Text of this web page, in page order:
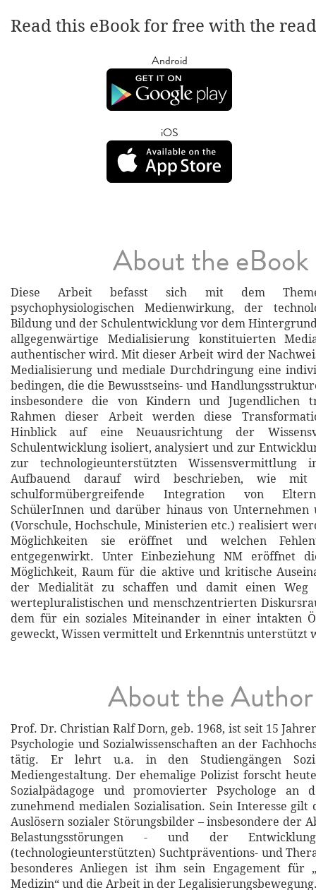
Read this eBook for free with the
Android
iOS
About the eBook
Diese Arbeit befasst sich mit dem
psychophysiologischen Medienwirkung, der
Bildung und der Schulentwicklung vor dem
allgegenwärtige Medialisierung konstituierten
authentischer wird. Mit dieser Arbeit wird der
Medialisierung und mediale Durchdringung eine
bedingen, die die Bewusstseins- und
insbesondere die von Kindern und Jugendlichen
Rahmen dieser Arbeit werden diese
Hinblick auf eine Neuausrichtung der
Schulentwicklung isoliert, analysiert und zur
zur technologieunterstützten Wissensvermittlung
Aufbauend darauf wird beschrieben, wie
schulformübergreifende Integration von
SchülerInnen und darüber hinaus von Unternehmen
(Vorschule, Hochschule, Ministerien etc.) realisiert
Möglichkeiten sie eröffnet und welchen
entgegenwirkt. Unter Einbeziehung NM eröffnet
Möglichkeit, Raum für die aktive und kritische
der Medialität zu schaffen und damit einen Weg
wertepluralistischen und menschzentrierten
dem für ein soziales Miteinander in einer intakten
geweckt, Wissen vermittelt und Erkenntnis unterstützt
About the Author
Prof. Dr. Christian Ralf Dorn, geb. 1968, ist seit 15
Psychologie und Sozialwissenschaften an der
tätig. Er lehrt u.a. in den Studiengängen
Mediengestaltung. Der ehemalige Polizist forscht
Sozialpädagoge und promovierter Psychologe an
zunehmend medialen Sozialisation. Sein Interesse
Auslösern sozialer Störungsbilder – insbesondere der
Belastungsstörungen - und der
(technologieunterstützten) Suchtpräventions- und
besonderes Anliegen ist ihm sein Engagement für
Medizin“ und die Arbeit in der